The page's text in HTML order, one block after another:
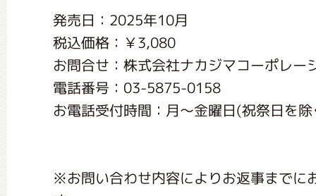
発売日：2025年10月
税込価格：￥3,080
お問合せ：株式会社ナカジマコーポレー
電話番号：03-5875-0158
お電話受付時間：月〜金曜日(祝祭日を
※お問い合わせ内容によりお返事までに
くまのがっこう しょくいんしつ
くまのがっこう 家庭科部